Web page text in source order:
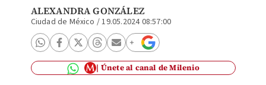
ALEXANDRA GONZÁLEZ
Ciudad de México /19.05.2024 08:57:00
Únete al canal de Milenio